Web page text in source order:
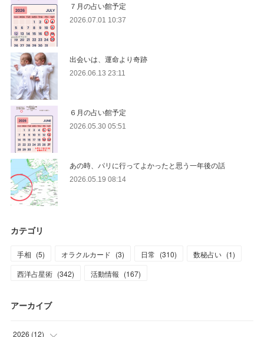
７月の占い館予定
2026.07.01 10:37
出会いは、運命より奇跡
2026.06.13 23:11
６月の占い館予定
2026.05.30 05:51
あの時、パリに行ってよかったと思う一年後の話
2026.05.19 08:14
カテゴリ
手相 (5) オラクルカード (3) 日常 (310) 数秘占い (1)
西洋占星術 (342) 活動情報 (167)
アーカイブ
2026 (12)